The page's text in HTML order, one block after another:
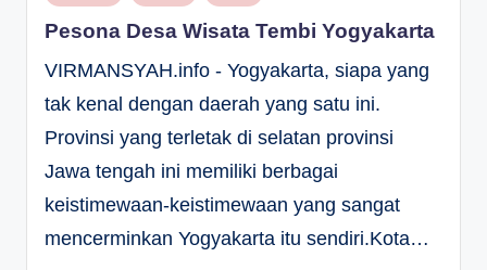
in
Pesona Desa Wisata Tembi Yogyakarta
VIRMANSYAH.info - Yogyakarta, siapa yang
tak kenal dengan daerah yang satu ini.
Provinsi yang terletak di selatan provinsi
Jawa tengah ini memiliki berbagai
keistimewaan-keistimewaan yang sangat
mencerminkan Yogyakarta itu sendiri.Kota…